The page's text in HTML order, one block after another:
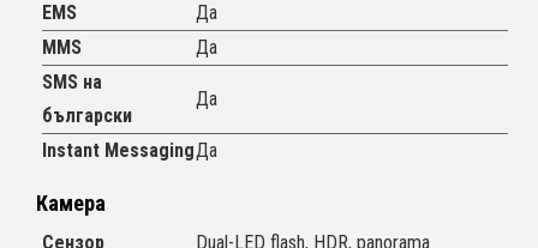
EMS
Да
MMS
Да
SMS на
български
Да
Instant MessagingДа
Камера
Сензор Dual-LED flash, HDR, panorama